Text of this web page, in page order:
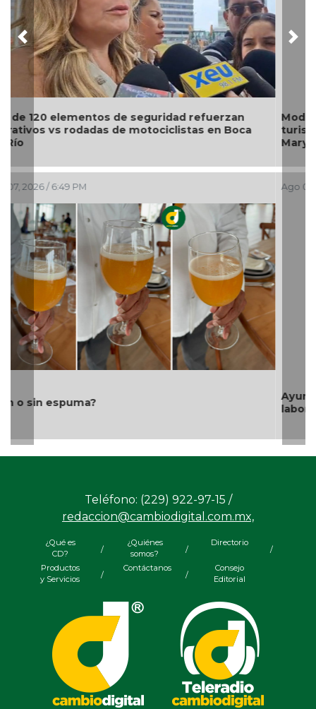
Modernización del World Trade Center fortalecerá
turismo, empleo y economía de Boca del Río:
Maryjose Gamboa
Ago 07, 2026 / 5:15 PM
Ayuntamiento e ICATVER fortalecen capacitación
laboral en beneficio de las y los sanandrescanos
Previous
Teléfono: (229) 922-97-15 /
redaccion@cambiodigital.com.mx,
¿Qué es
CD?
/
¿Quiénes
somos?
/
Directorio
/
Productos
y Servicios
/
Contáctanos
/
Consejo
Editorial